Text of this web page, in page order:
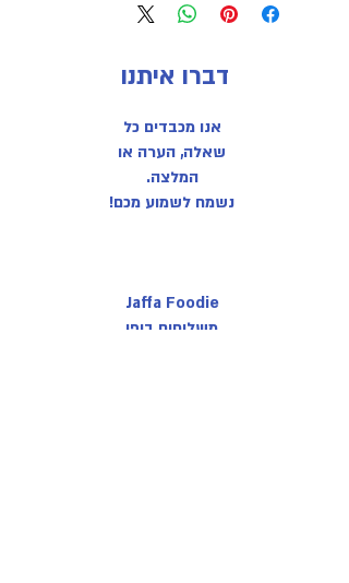
אנו מכבדים כל
שאלה, הערה או
המלצה.
נשמח לשמוע מכם!
Jaffa Foodie
משלוחים ביפו
דברו איתנו